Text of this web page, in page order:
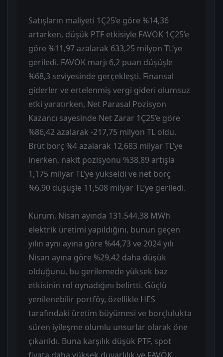
Satışların maliyeti 1Ç25’e göre %14,36
artarken, düşük PTF etkisiyle FAVÖK 1Ç25’e
göre %11,97 azalarak 633,25 milyon TL’ye
geriledi. FAVÖK marjı 6,2 puan düşüşle
%68,3 seviyesinde gerçekleşti. Finansal
giderler ve ertelenmiş vergi gideri olumsuz
etki yaratırken, Net Parasal Pozisyon
Kazancı sayesinde Net Zarar 1Ç25’e göre
%86,42 azalarak -217,75 milyon TL oldu.
Brüt borç %4 azalarak 12,683 milyar TL’ye
inerken, nakit pozisyonu %38,89 artışla
1,175 milyar TL’ye yükseldi ve net borç
%6,90 düşüşle 11,508 milyar TL’ye geriledi.
Kurum, Nisan ayında 131.544,38 MWh
elektrik üretimi yapıldığını, bunun geçen
yılın aynı ayına göre %44,73 ve 2024 yılı
Nisan ayına göre %29,42 daha düşük
olduğunu, bu gerilemede yüksek baz
etkisinin rol oynadığını belirtti. Güçlü
yenilenebilir portföy, özellikle HES
tarafındaki üretim büyümesi ve borçlulukta
süren iyileşme olumlu unsurlar olarak öne
çıkarıldı. Buna karşılık düşük PTF, spot